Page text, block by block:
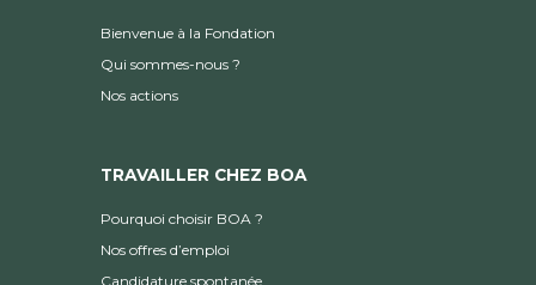
Bienvenue à la Fondation
Qui sommes-nous ?
Nos actions
TRAVAILLER CHEZ BOA
Pourquoi choisir BOA ?
Nos offres d’emploi
Candidature spontanée